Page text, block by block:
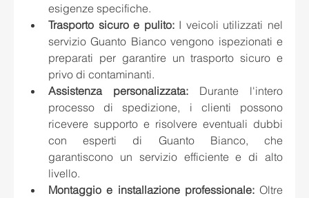
esigenze specifiche.
Trasporto sicuro e pulito: I veicoli utilizzati nel
servizio Guanto Bianco vengono ispezionati e
preparati per garantire un trasporto sicuro e
privo di contaminanti.
Assistenza personalizzata: Durante l'intero
processo di spedizione, i clienti possono
ricevere supporto e risolvere eventuali dubbi
con esperti di Guanto Bianco, che
garantiscono un servizio efficiente e di alto
livello.
Montaggio e installazione professionale: Oltre